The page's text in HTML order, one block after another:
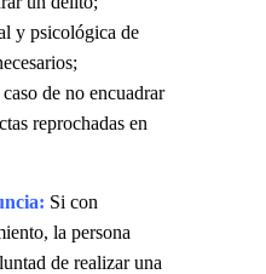
y psicológica de
de no encuadrar
reprochadas en
Si con
la persona
de realizar una